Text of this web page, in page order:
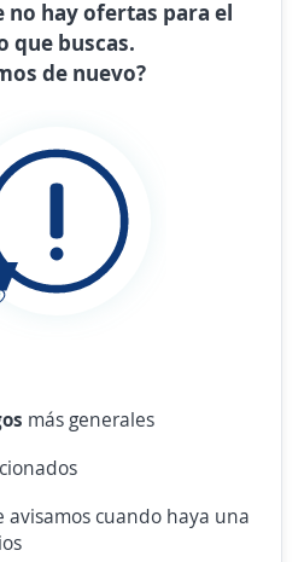
no hay ofertas para el
que buscas.
de nuevo?
más generales
avisamos cuando haya una